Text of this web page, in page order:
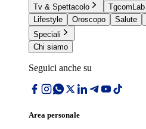
Tv & Spettacolo
TgcomLab
Lifestyle
Oroscopo Salute
Speciali
Chi siamo
Seguici anche su
Area personale